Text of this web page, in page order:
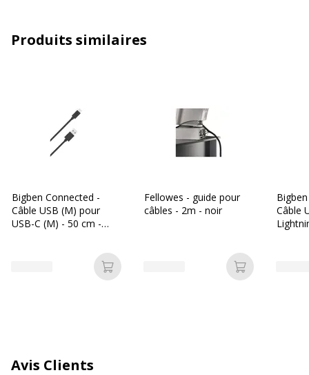
Données d'identification
Ednet
Référence produit fabricant 64135
Disponibilité des pièces détachées
Garanties légales
Produits similaires
Bigben Connected -
Câble USB (M) pour
USB-C (M) - 50 cm -
Ajouter au panier
Fellowes - guide pour
câbles - 2m - noir
Ajouter au
Câble
Avis Clients